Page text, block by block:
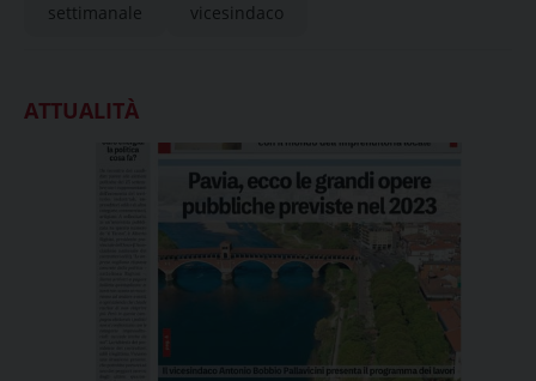
settimanale vicesindaco
ATTUALITÀ